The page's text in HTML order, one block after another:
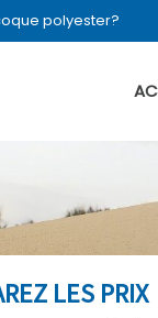
polyester?
LES PRIX